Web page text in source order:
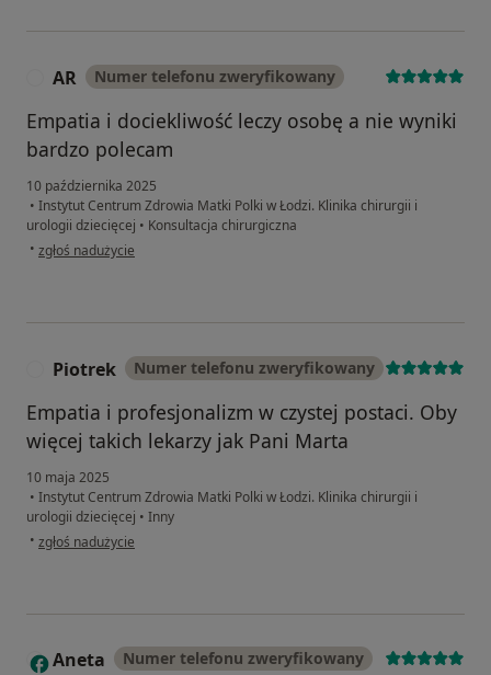
AR Numer telefonu zweryfikowany
Empatia i dociekliwość leczy osobę a nie wyniki
bardzo polecam
10 października 2025
• Instytut Centrum Zdrowia Matki Polki w Łodzi. Klinika chirurgii i
urologii dziecięcej • Konsultacja chirurgiczna
• w opinii użytkownika AR
zgłoś nadużycie
Piotrek Numer telefonu zweryfikowany
Empatia i profesjonalizm w czystej postaci. Oby
więcej takich lekarzy jak Pani Marta
10 maja 2025
• Instytut Centrum Zdrowia Matki Polki w Łodzi. Klinika chirurgii i
urologii dziecięcej • Inny
• w opinii użytkownika Piotrek
zgłoś nadużycie
A Aneta Numer telefonu zweryfikowany